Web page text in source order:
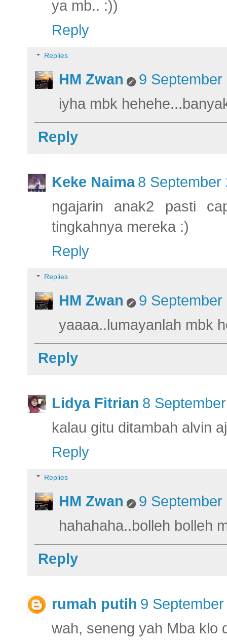
ya mb.. :))
Reply
Replies
HM Zwan
9 September
iyha mbk
Reply
Keke Naima 8 September
ngajarin anak2 pasti
tingkahnya mereka :)
Reply
Replies
HM Zwan
9 September
yaaaa..lumayanlah mbk
Reply
Lidya Fitrian 8
kalau gitu ditambah alvin
Reply
Replies
HM Zwan
9 September
hahahaha..bolleh bolleh
Reply
rumah putih 9
wah, seneng yah Mba klo